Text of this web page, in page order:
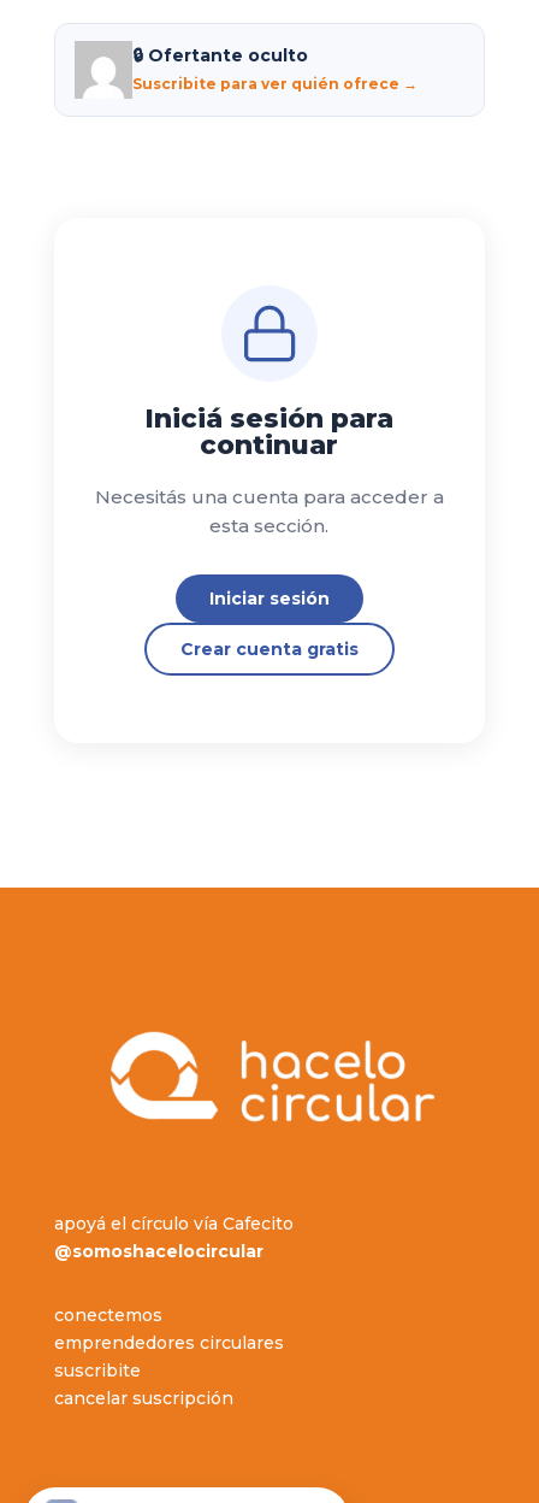
🔒 Ofertante oculto
Suscribite para ver quién ofrece →
Iniciá sesión para
continuar
Necesitás una cuenta para acceder a
esta sección.
Iniciar sesión
Crear cuenta gratis
apoyá el círculo vía Cafecito
@somoshacelocircular
conectemos
emprendedores circulares
suscribite
cancelar suscripción